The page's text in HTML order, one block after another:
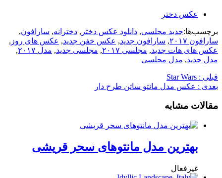
عکس دختر
برچسب‌ها:جدید مجلسی, دانلود عکس دختر , دخترانه, سارافون,
سارافون ۲۰۱۷
, سارافون جدید, عکس خفن جدید, عکس های روز ,
عکس های هات جدید, مجلسی ۲۰۱۷ , مجلسی جدید, مدل ۲۰۱۷
,
مدل جدید, مدل مجلسی
قبلی :
بعدی : عکس مدل مانتو ساتن طرح دار
مقالات مشابه
بهترین مدل مانتوهای سحر قریشی
غیرفعال